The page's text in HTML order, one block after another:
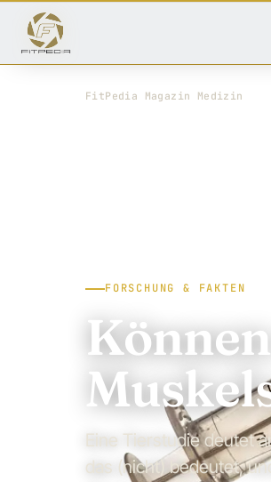
FitPedia Magazin Medizin
FORSCHUNG & FAKTEN
Eine Tierstudie deutet
das (nicht) bedeutet,